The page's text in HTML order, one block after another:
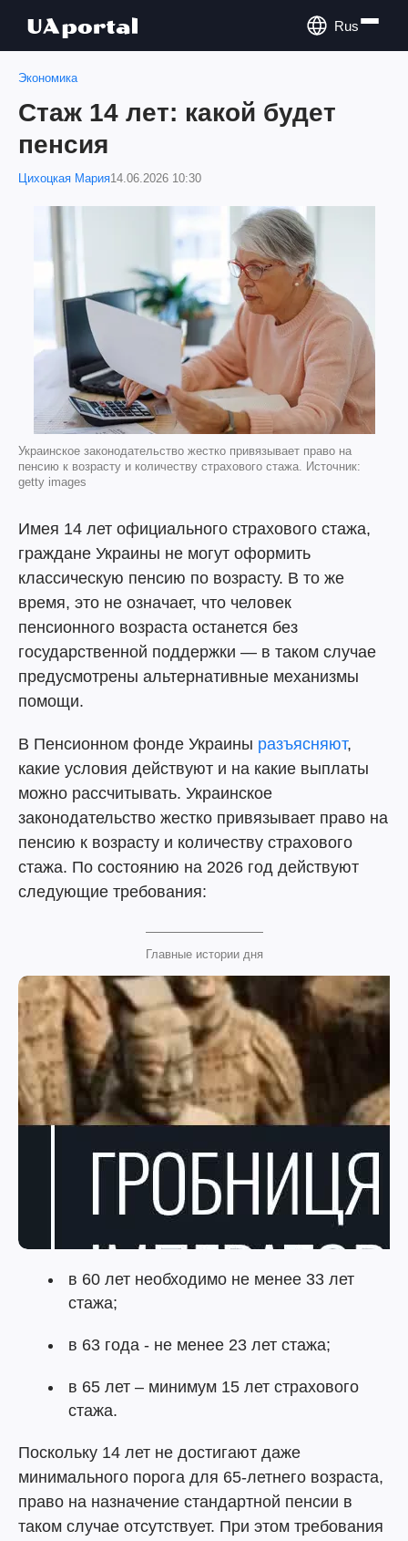
Rus
Экономика
Стаж 14 лет: какой будет
пенсия
Цихоцкая Мария14.06.2026 10:30
Украинское законодательство жестко привязывает право на
пенсию к возрасту и количеству страхового стажа. Источник:
getty images
Имея 14 лет официального страхового стажа,
граждане Украины не могут оформить
классическую пенсию по возрасту. В то же
время, это не означает, что человек
пенсионного возраста останется без
государственной поддержки — в таком случае
предусмотрены альтернативные механизмы
помощи.
В Пенсионном фонде Украины разъясняют,
какие условия действуют и на какие выплаты
можно рассчитывать. Украинское
законодательство жестко привязывает право на
пенсию к возрасту и количеству страхового
стажа. По состоянию на 2026 год действуют
следующие требования:
Главные истории дня
в 60 лет необходимо не менее 33 лет
стажа;
в 63 года - не менее 23 лет стажа;
в 65 лет – минимум 15 лет страхового
стажа.
Поскольку 14 лет не достигают даже
минимального порога для 65-летнего возраста,
право на назначение стандартной пенсии в
таком случае отсутствует. При этом требования